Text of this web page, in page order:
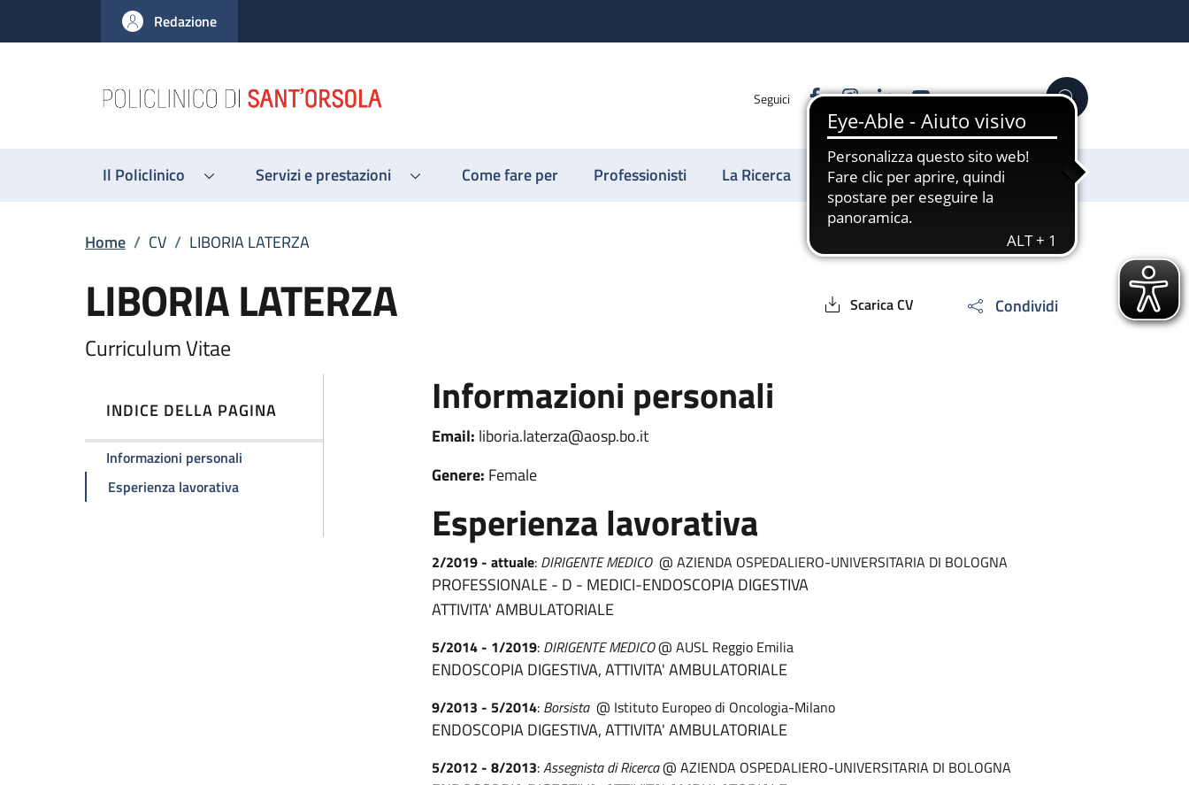
al contenuto principale
to footer content
Redazione
Seguici FacebookInstagram
LinkedinYouTube Cerca
Il Policlinico Servizi e prestazioni Come fare per Professionisti La Ricerca Sostienici
Breadcrumb
Home / CV / LIBORIA LATERZA
LIBORIA LATERZA Scarica CV Condividi
Curriculum Vitae
INDICE DELLA PAGINA
Informazioni personali
Esperienza lavorativa
Informazioni personali
Email: liboria.laterza@aosp.bo.it
Genere: Female
Esperienza lavorativa
2/2019 - attuale: DIRIGENTE MEDICO @ AZIENDA OSPEDALIERO-UNIVERSITARIA DI BOLOGNA
PROFESSIONALE - D - MEDICI-ENDOSCOPIA DIGESTIVA
ATTIVITA' AMBULATORIALE
5/2014 - 1/2019: DIRIGENTE MEDICO@ AUSL Reggio Emilia
ENDOSCOPIA DIGESTIVA, ATTIVITA' AMBULATORIALE
9/2013 - 5/2014: Borsista @ Istituto Europeo di Oncologia-Milano
ENDOSCOPIA DIGESTIVA, ATTIVITA' AMBULATORIALE
5/2012 - 8/2013:Assegnista di Ricerca@ AZIENDA OSPEDALIERO-UNIVERSITARIA DI BOLOGNA